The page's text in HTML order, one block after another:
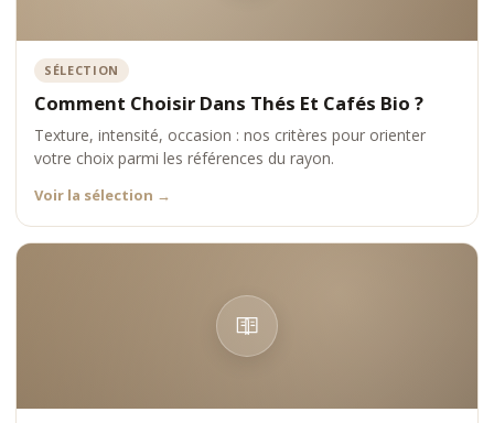
SÉLECTION
Comment Choisir Dans Thés Et Cafés Bio ?
Texture, intensité, occasion : nos critères pour orienter
votre choix parmi les références du rayon.
Voir la sélection →